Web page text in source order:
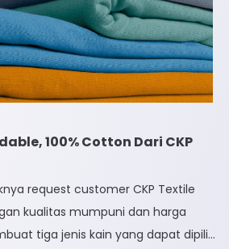
100% Cotton Dari CKP
request customer CKP Textile
kualitas mumpuni dan harga
tiga jenis kain yang dapat dipilih